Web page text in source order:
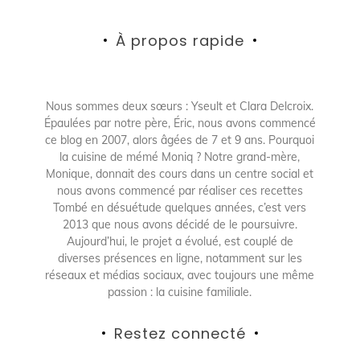
À propos rapide
Nous sommes deux sœurs : Yseult et Clara Delcroix.
Épaulées par notre père, Éric, nous avons commencé
ce blog en 2007, alors âgées de 7 et 9 ans. Pourquoi
la cuisine de mémé Moniq ? Notre grand-mère,
Monique, donnait des cours dans un centre social et
nous avons commencé par réaliser ces recettes
Tombé en désuétude quelques années, c’est vers
2013 que nous avons décidé de le poursuivre.
Aujourd’hui, le projet a évolué, est couplé de
diverses présences en ligne, notamment sur les
réseaux et médias sociaux, avec toujours une même
passion : la cuisine familiale.
Restez connecté